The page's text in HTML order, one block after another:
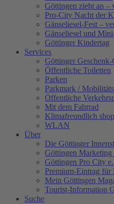
Göttingen zieht an –
Pro-City Nacht der
Gänseliesel-Fest –
Gänseliesel und
Göttinger Kindertag
Services
Göttinger Geschenk-
Öffentliche Toiletten
Parken
Parkmark /
Öffentliche
Mit dem Fahrrad
Klimafreundlich
WLAN
Über
Die Göttinger
Göttingen Marketing
Göttingen Pro City
Premium-Eintrag für
Mein Göttingen
Tourist-Information
Suche